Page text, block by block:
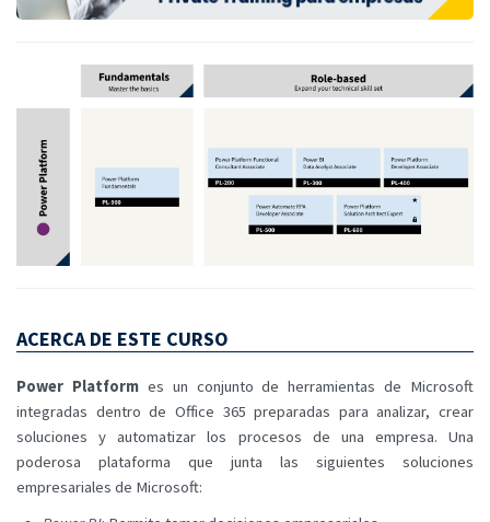
ACERCA DE ESTE CURSO
Power Platformes un conjunto de herramientas de Microsoft
integradas dentro de Office 365 preparadas para analizar, crear
soluciones y automatizar los procesos de una empresa. Una
poderosa plataforma que junta las siguientes soluciones
empresariales de Microsoft: